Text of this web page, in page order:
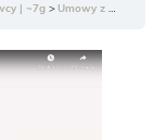
| ~7g Umowy z podwykonawcami. Kto je sporządza? Na co zwrócić uwagę? Kto, jak, kiedy i komu płaci? | ~11min